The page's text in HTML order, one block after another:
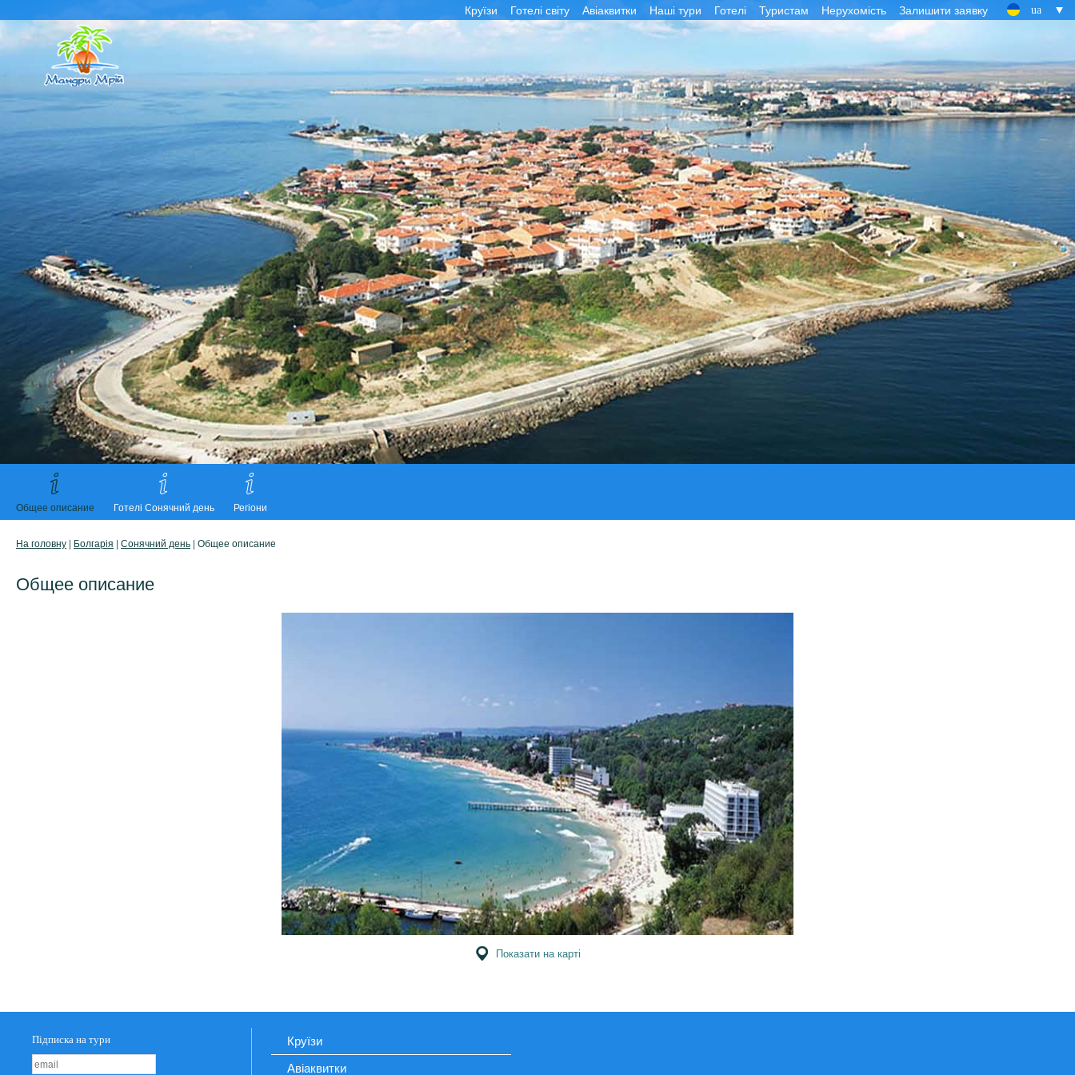
Круїзи Готелі світу Авіаквитки Наші тури Готелі Туристам Нерухомість Залишити заявку ua
Общее описание Готелі Сонячний день Регіони
На головну | Болгарія | Сонячний день | Общее описание
Общее описание
Показати на карті
Круїзи
Авіаквитки